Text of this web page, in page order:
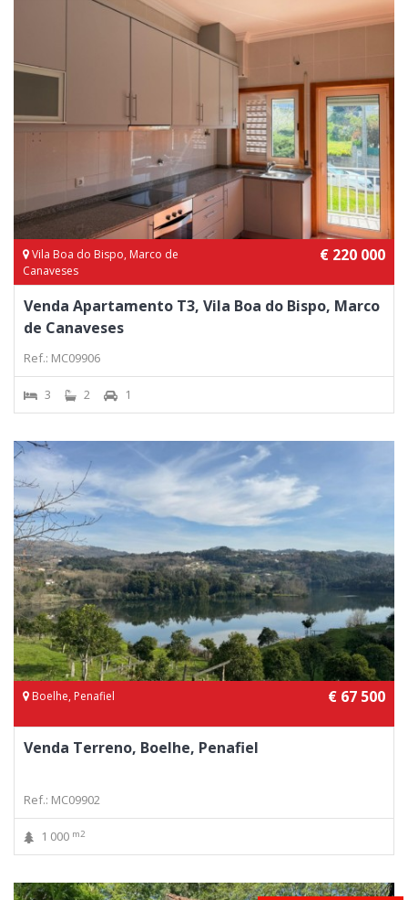
Vila Boa do Bispo, Marco de
Canaveses
€ 220 000
Venda Apartamento T3, Vila Boa do Bispo, Marco
de Canaveses
Ref.: MC09906
3 2 1
Boelhe, Penafiel € 67 500
Venda Terreno, Boelhe, Penafiel
Ref.: MC09902
1 000 m2